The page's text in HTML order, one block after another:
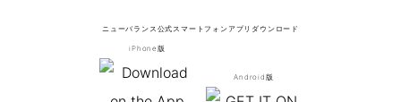
ニューバランス公式スマートフォンアプリ ダウンロード
iPhone版
Android版